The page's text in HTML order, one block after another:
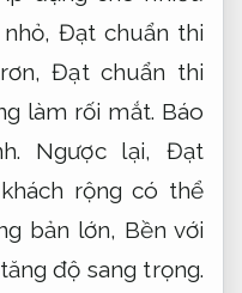
Đạt chuẩn thi
Đạt chuẩn thi
làm rối mắt. Báo
Ngược lại, Đạt
rộng có thể
bản lớn, Bền với
độ sang trọng.